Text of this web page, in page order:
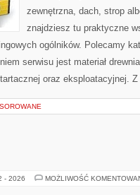
zewnętrzna, dach, strop
znajdziesz tu praktyczne
ogólników. Polecamy
serwisu jest materiał
oraz eksploatacyjnej.
- 2026 MOŻLIWOŚĆ